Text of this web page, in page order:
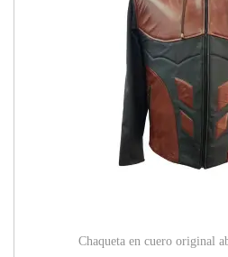
Chaqueta en cuero original